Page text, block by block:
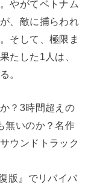
やがてベトナム
、敵に捕らわれ
そして、極限ま
たした1人は、
。
？3時間超えの
無いのか？名作
ウンドトラック
版』でリバイバ